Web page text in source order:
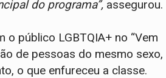
do programa”, assegurou.
público LGBTQIA+ no “Vem
de pessoas do mesmo sexo,
o que enfureceu a classe.